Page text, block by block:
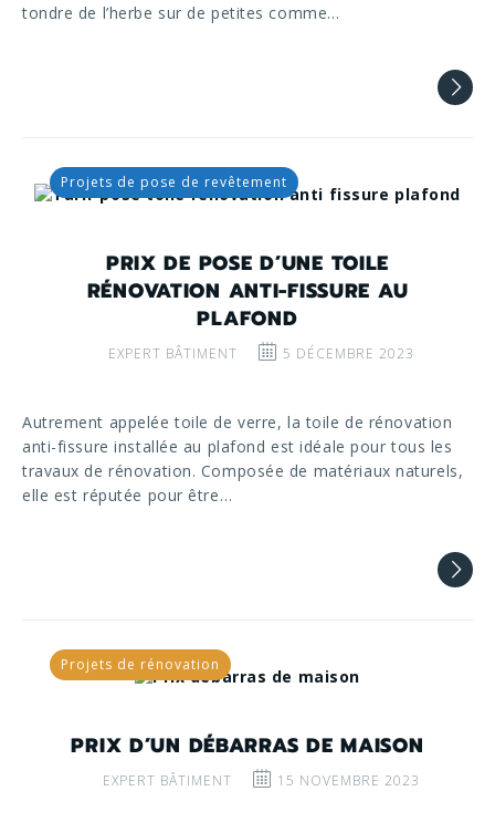
tondre de l’herbe sur de petites comme…
PRIX DE POSE D’UNE TOILE
RÉNOVATION ANTI-FISSURE AU
PLAFOND
EXPERT BÂTIMENT 5 DÉCEMBRE 2023
Projets de pose de revêtement
Autrement appelée toile de verre, la toile de rénovation
anti-fissure installée au plafond est idéale pour tous les
travaux de rénovation. Composée de matériaux naturels,
elle est réputée pour être…
PRIX D’UN DÉBARRAS DE MAISON
EXPERT BÂTIMENT 15 NOVEMBRE 2023
Projets de rénovation